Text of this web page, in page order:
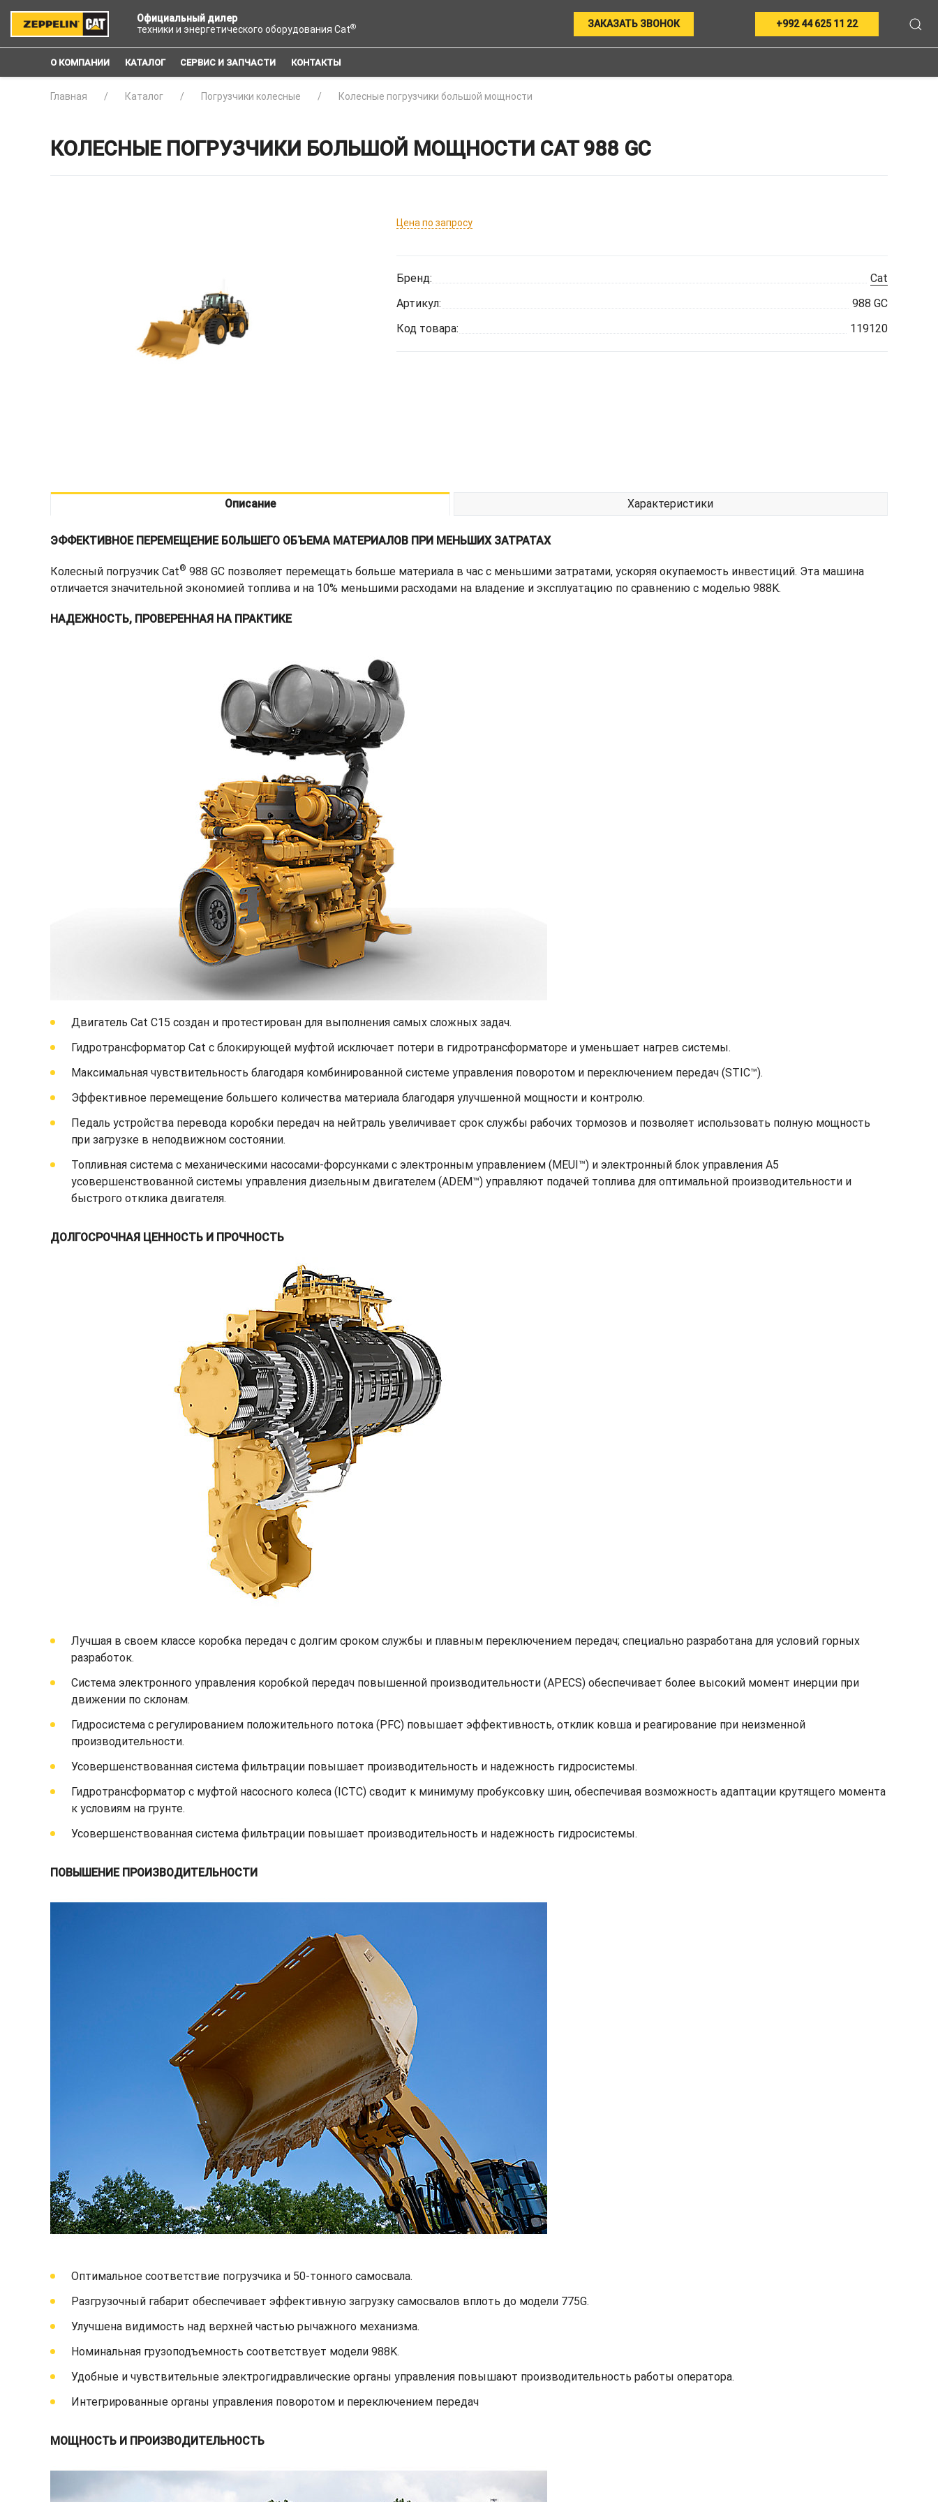
Официальный дилер
техники и энергетического оборудования Cat® ЗАКАЗАТЬ ЗВОНОК +992 44 625 11 22
О КОМПАНИИ КАТАЛОГ СЕРВИС И ЗАПЧАСТИ КОНТАКТЫ
Главная Каталог Погрузчики колесные Колесные погрузчики большой мощности
КОЛЕСНЫЕ ПОГРУЗЧИКИ БОЛЬШОЙ МОЩНОСТИ CAT 988 GC
Цена по запросу
Бренд:
Cat
Артикул:
988 GC
Код товара:
119120
Описание Характеристики
ЭФФЕКТИВНОЕ ПЕРЕМЕЩЕНИЕ БОЛЬШЕГО ОБЪЕМА МАТЕРИАЛОВ ПРИ МЕНЬШИХ ЗАТРАТАХ
Колесный погрузчик Cat® 988 GC позволяет перемещать больше материала в час с меньшими затратами, ускоряя окупаемость инвестиций. Эта машина
отличается значительной экономией топлива и на 10% меньшими расходами на владение и эксплуатацию по сравнению с моделью 988K.
НАДЕЖНОСТЬ, ПРОВЕРЕННАЯ НА ПРАКТИКЕ
Двигатель Cat C15 создан и протестирован для выполнения самых сложных задач.
Гидротрансформатор Cat с блокирующей муфтой исключает потери в гидротрансформаторе и уменьшает нагрев системы.
Максимальная чувствительность благодаря комбинированной системе управления поворотом и переключением передач (STIC™).
Эффективное перемещение большего количества материала благодаря улучшенной мощности и контролю.
Педаль устройства перевода коробки передач на нейтраль увеличивает срок службы рабочих тормозов и позволяет использовать полную мощность
при загрузке в неподвижном состоянии.
Топливная система с механическими насосами-форсунками с электронным управлением (MEUI™) и электронный блок управления A5
усовершенствованной системы управления дизельным двигателем (ADEM™) управляют подачей топлива для оптимальной производительности и
быстрого отклика двигателя.
ДОЛГОСРОЧНАЯ ЦЕННОСТЬ И ПРОЧНОСТЬ
Лучшая в своем классе коробка передач с долгим сроком службы и плавным переключением передач; специально разработана для условий горных
разработок.
Система электронного управления коробкой передач повышенной производительности (APECS) обеспечивает более высокий момент инерции при
движении по склонам.
Гидросистема с регулированием положительного потока (PFC) повышает эффективность, отклик ковша и реагирование при неизменной
производительности.
Усовершенствованная система фильтрации повышает производительность и надежность гидросистемы.
Гидротрансформатор с муфтой насосного колеса (ICTC) сводит к минимуму пробуксовку шин, обеспечивая возможность адаптации крутящего момента
к условиям на грунте.
Усовершенствованная система фильтрации повышает производительность и надежность гидросистемы.
ПОВЫШЕНИЕ ПРОИЗВОДИТЕЛЬНОСТИ
Оптимальное соответствие погрузчика и 50-тонного самосвала.
Разгрузочный габарит обеспечивает эффективную загрузку самосвалов вплоть до модели 775G.
Улучшена видимость над верхней частью рычажного механизма.
Номинальная грузоподъемность соответствует модели 988K.
Удобные и чувствительные электрогидравлические органы управления повышают производительность работы оператора.
Интегрированные органы управления поворотом и переключением передач
МОЩНОСТЬ И ПРОИЗВОДИТЕЛЬНОСТЬ